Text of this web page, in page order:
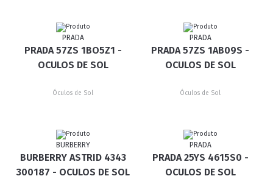
PRADA
PRADA 57ZS 1BO5Z1 -
OCULOS DE SOL
Óculos de Sol
PRADA
PRADA 57ZS 1AB09S -
OCULOS DE SOL
Óculos de Sol
BURBERRY
BURBERRY ASTRID 4343
300187 - OCULOS DE SOL
PRADA
PRADA 25YS 4615S0 -
OCULOS DE SOL